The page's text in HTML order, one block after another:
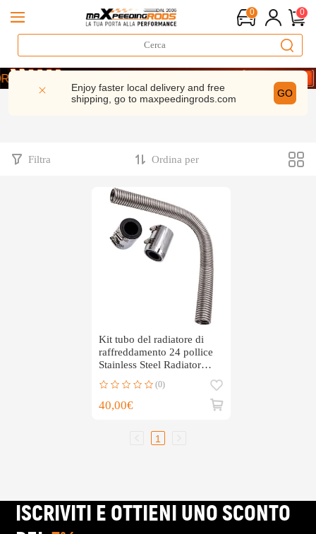
0 0
| 5% di sconto– MXR20TH
E RISPARMIA 5%- CODICE： WELCOME
| 5% di sconto– MXR20TH
Enjoy faster local delivery and free
shipping, go to maxpeedingrods.com GO
Filtra Ordina per
Kit tubo del radiatore di
raffreddamento 24 pollice
Stainless Steel Radiator
(0)
40,00€
1
ISCRIVITI E OTTIENI UNO SCONTO